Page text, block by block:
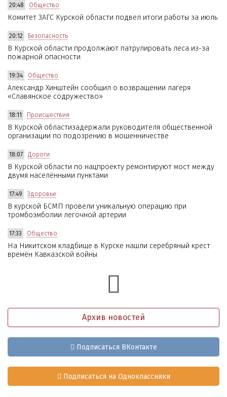
20:48 Общество
Комитет ЗАГС Курской области подвел итоги работы за июль
20:12 Безопасность
В Курской области продолжают патрулировать леса из-за
пожарной опасности
19:34 Общество
Александр Хинштейн сообщил о возвращении лагеря
«Славянское содружество»
18:11 Происшествия
В Курской областизадержали руководителя общественной
организации по подозрению в мошенничестве
18:07 Дороги
В Курской области по нацпроекту ремонтируют мост между
двумя населёнными пунктами
17:49 Здоровье
В курской БСМП провели уникальную операцию при
тромбоэмболии легочной артерии
17:33 Общество
На Никитском кладбище в Курске нашли серебряный крест
времён Кавказской войны
Архив новостей
Подписаться ВКонтакте
Подписаться на Одноклассники